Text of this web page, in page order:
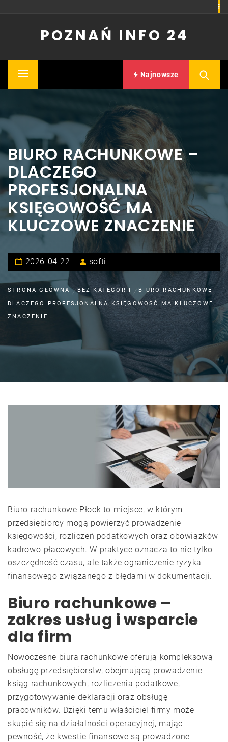
POZNAŃ INFO 24
Primary
Najnowsze
BIURO RACHUNKOWE –
DLACZEGO
PROFESJONALNA
KSIĘGOWOŚĆ MA
KLUCZOWE ZNACZENIE
2026-04-22 softi
STRONA GŁÓWNA BEZ KATEGORII
BIURO RACHUNKOWE –
DLACZEGO PROFESJONALNA KSIĘGOWOŚĆ MA KLUCZOWE
ZNACZENIE
Biuro rachunkowe Płock to miejsce, w którym
przedsiębiorcy mogą powierzyć prowadzenie
księgowości, rozliczeń podatkowych oraz obowiązków
kadrowo-płacowych. W praktyce oznacza to nie tylko
oszczędność czasu, ale także ograniczenie ryzyka
finansowego związanego z błędami w dokumentacji.
Biuro rachunkowe –
zakres usług i wsparcie
dla firm
Nowoczesne biura rachunkowe oferują kompleksową
obsługę przedsiębiorstw, obejmującą prowadzenie
ksiąg rachunkowych, rozliczenia podatkowe,
przygotowywanie deklaracji oraz obsługę
pracowników. Dzięki temu właściciel firmy może
skupić się na działalności operacyjnej, mając
pewność, że kwestie finansowe są prowadzone